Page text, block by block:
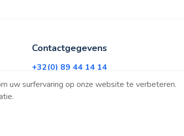
Contactgegevens
+32(0) 89 44 14 14
hallo@mya-agenda.be
uw surfervaring op onze website te verbeteren.